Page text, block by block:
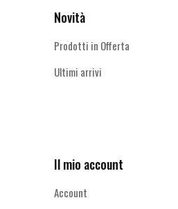
Novità
Prodotti in Offerta
Ultimi arrivi
Il mio account
Account